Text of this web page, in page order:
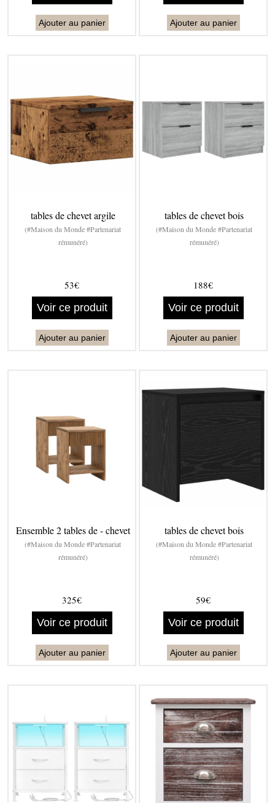
Ajouter au panier Ajouter au panier
tables de chevet argile
(#Maison du Monde #Partenariat
rémunéré)
53€
Voir ce produit
Ajouter au panier
tables de chevet bois
(#Maison du Monde #Partenariat
rémunéré)
188€
Voir ce produit
Ajouter au panier
Ensemble 2 tables de - chevet
(#Maison du Monde #Partenariat
rémunéré)
325€
Voir ce produit
Ajouter au panier
tables de chevet bois
(#Maison du Monde #Partenariat
rémunéré)
59€
Voir ce produit
Ajouter au panier